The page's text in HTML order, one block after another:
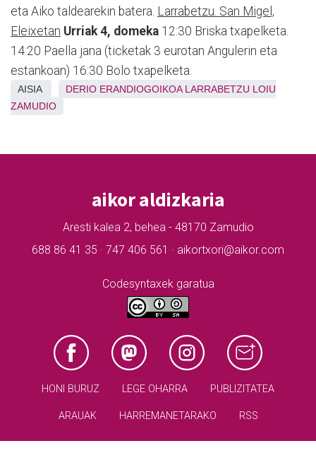
eta Aiko taldearekin batera. Larrabetzu. San Migel,
Eleixetan Urriak 4, domeka 12:30 Briska txapelketa.
14:20 Paella jana (ticketak 3 eurotan Angulerin eta
estankoan) 16:30 Bolo txapelketa.
AISIA DERIO ERANDIOGOIKOA LARRABETZU LOIU
ZAMUDIO
aikor aldizkaria
Aresti kalea 2, behea - 48170 Zamudio
688 86 41 35 · 747 406 561 · aikortxori@aikor.com
Codesyntaxek garatua
HONI BURUZ LEGE OHARRA PUBLIZITATEA
ARAUAK HARREMANETARAKO RSS